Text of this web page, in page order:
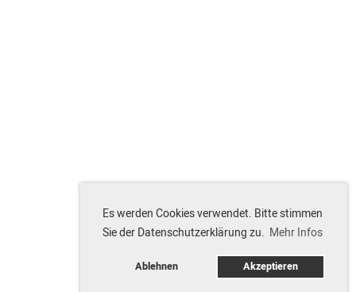
Es werden Cookies verwendet. Bitte stimmen
Sie der Datenschutzerklärung zu. Mehr Infos
Ablehnen Akzeptieren